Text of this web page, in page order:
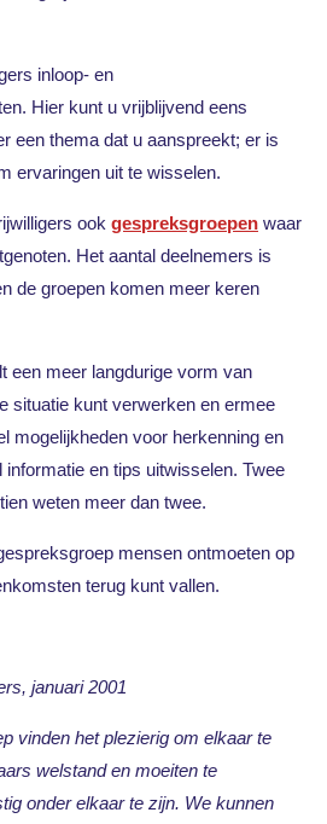
inloop- en
Hier kunt u vrijblijvend eens
een thema dat u aanspreekt; er is
ervaringen uit te wisselen.
ook gespreksgroepen waar
Het aantal deelnemers is
de groepen komen meer keren
een meer langdurige vorm van
situatie kunt verwerken en ermee
mogelijkheden voor herkenning en
en tips uitwisselen. Twee
weten meer dan twee.
mensen ontmoeten op
terug kunt vallen.
januari 2001
vinden het plezierig om elkaar te
welstand en moeiten te
onder elkaar te zijn. We kunnen